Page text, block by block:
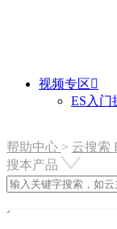
视频专区
ES入门
帮助中心 > 云搜索
搜本产品